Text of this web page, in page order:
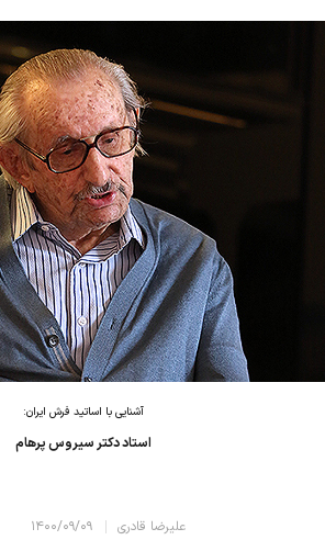
آشنایی با اساتید فرش ایران:
استاد دکتر سیروس پرهام
علیرضا قادری ۱۴۰۰/۰۹/۰۹